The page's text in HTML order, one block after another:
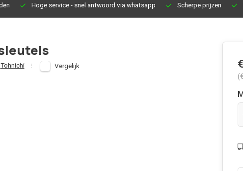
Hoge service- snel antwoord via whatsapp Scherpe prijzen
Tohnichi Vergelijk